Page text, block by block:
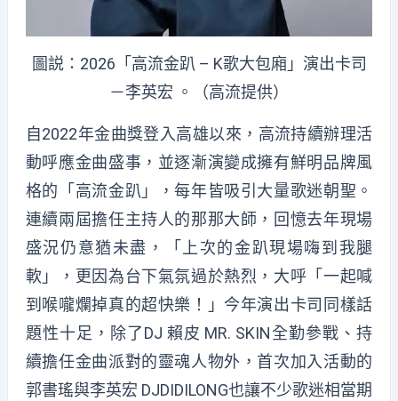
圖説：2026「高流金趴 – K歌大包廂」演出卡司
－李英宏 。（高流提供）
自2022年金曲獎登入高雄以來，高流持續辦理活
動呼應金曲盛事，並逐漸演變成擁有鮮明品牌風
格的「高流金趴」，每年皆吸引大量歌迷朝聖。
連續兩屆擔任主持人的那那大師，回憶去年現場
盛況仍意猶未盡，「上次的金趴現場嗨到我腿
軟」，更因為台下氣氛過於熱烈，大呼「一起喊
到喉嚨爛掉真的超快樂！」今年演出卡司同樣話
題性十足，除了DJ 賴皮 MR. SKIN全勤參戰、持
續擔任金曲派對的靈魂人物外，首次加入活動的
郭書瑤與李英宏 DJDIDILONG也讓不少歌迷相當期